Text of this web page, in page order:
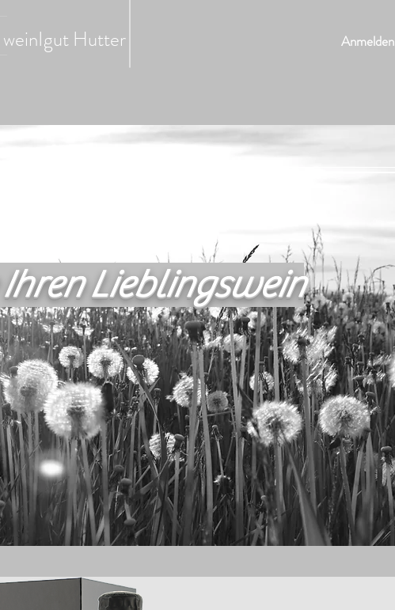
Anmelden
weinIgut Hutter
Lieblingswein